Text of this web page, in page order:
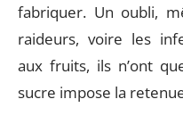
fabriquer. Un oubli,
raideurs, voire les
aux fruits, ils n’ont
sucre impose la